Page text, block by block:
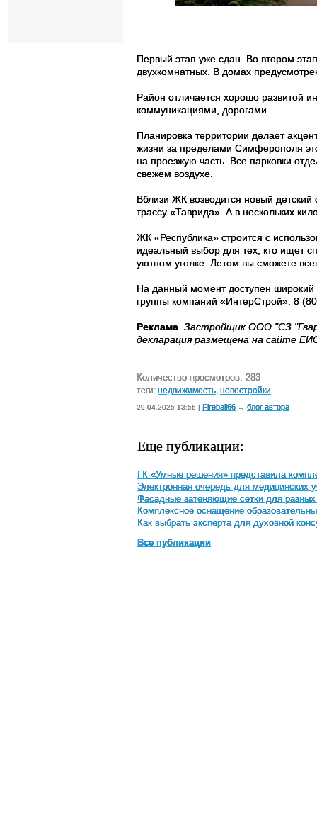
Первый этап уже сдан. Во втором
двухкомнатных. В домах
Район отличается хорошо развитой
коммуникациями, дорогами.
Планировка территории делает
жизни за пределами Симферополя
на проезжую часть. Все парковки
свежем воздухе.
Вблизи ЖК возводится новый
трассу «Таврида». А в нескольких
ЖК «Республика» строится с
идеальный выбор для тех, кто ищет
уютном уголке. Летом вы сможете
На данный момент доступен
группы компаний «ИнтерСтрой»: 8
Реклама Застройщик ООО "СЗ
декларация размещена на сайте
Количество просмотров: 283
теги: недвижимость новостройки
29.04.2025 13:56 | Fireball66 → блог автора
Еще публикации:
ГК «Умные решения» представила
Электронная очередь для медицинских
Фасадные затеняющие сетки для разных
Комплексное оснащение
Как выбрать эксперта для духовной
Все публикации